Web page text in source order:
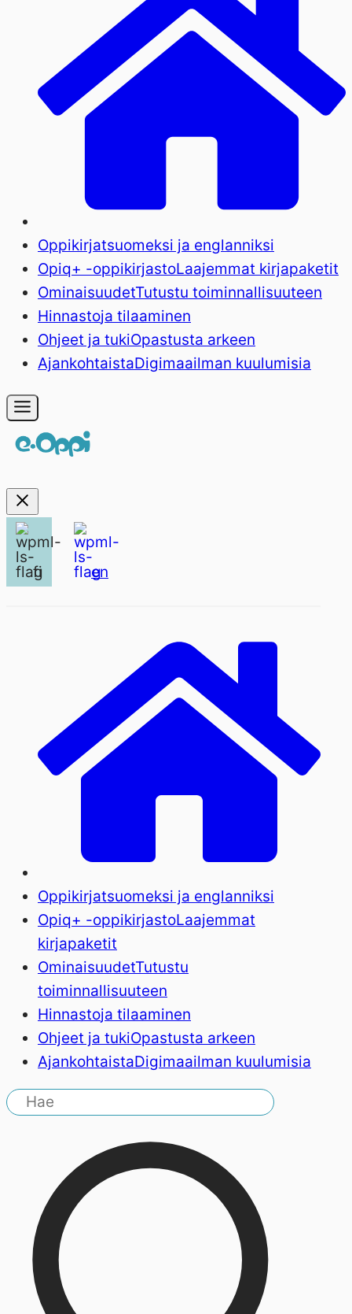
Oppikirjatsuomeksi ja englanniksi
Opiq+ -oppikirjastoLaajemmat kirjapaketit
OminaisuudetTutustu toiminnallisuuteen
Hinnastoja tilaaminen
Ohjeet ja tukiOpastusta arkeen
AjankohtaistaDigimaailman kuulumisia
fi en
Oppikirjatsuomeksi ja englanniksi
Opiq+ -oppikirjastoLaajemmat
kirjapaketit
OminaisuudetTutustu
toiminnallisuuteen
Hinnastoja tilaaminen
Ohjeet ja tukiOpastusta arkeen
AjankohtaistaDigimaailman kuulumisia